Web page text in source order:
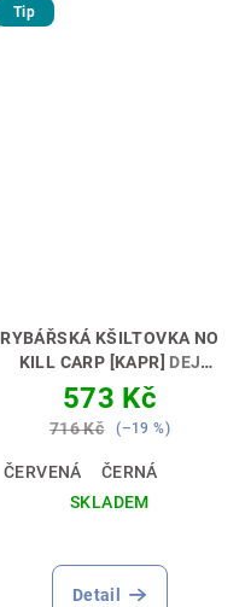
Tip
RYBÁŘSKÁ KŠILTOVKA NO
KILL CARP [KAPR] DEJ
NAJEVO SVŮJ POSTOJ 💪🎣
573 Kč
716 Kč (–19 %)
ČERVENÁ
ČERNÁ
SKLADEM
Detail